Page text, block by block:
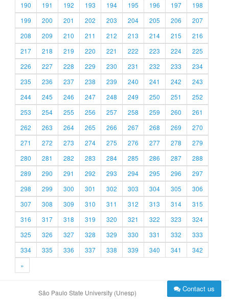
190
191 192 193 194 195 196 197
198
199
200 201 202 203 204 205 206
207
208
209 210 211 212 213 214 215
216
217
218 219 220 221 222 223 224
225
226
227 228 229 230 231 232 233
234
235
236 237 238 239 240 241 242
243
244
245 246 247 248 249 250 251
252
253
254 255 256 257 258 259 260
261
262
263 264 265 266 267 268 269
270
271
272 273 274 275 276 277 278
279
280
281 282 283 284 285 286 287
288
289
290 291 292 293 294 295 296
297
298
299 300 301 302 303 304 305
306
307
308 309 310 311 312 313 314
315
316
317 318 319 320 321 322 323
324
325
326 327 328 329 330 331 332
333
334
335 336 337 338 339 340 341
342
»
São Paulo State University (Unesp) Contact us